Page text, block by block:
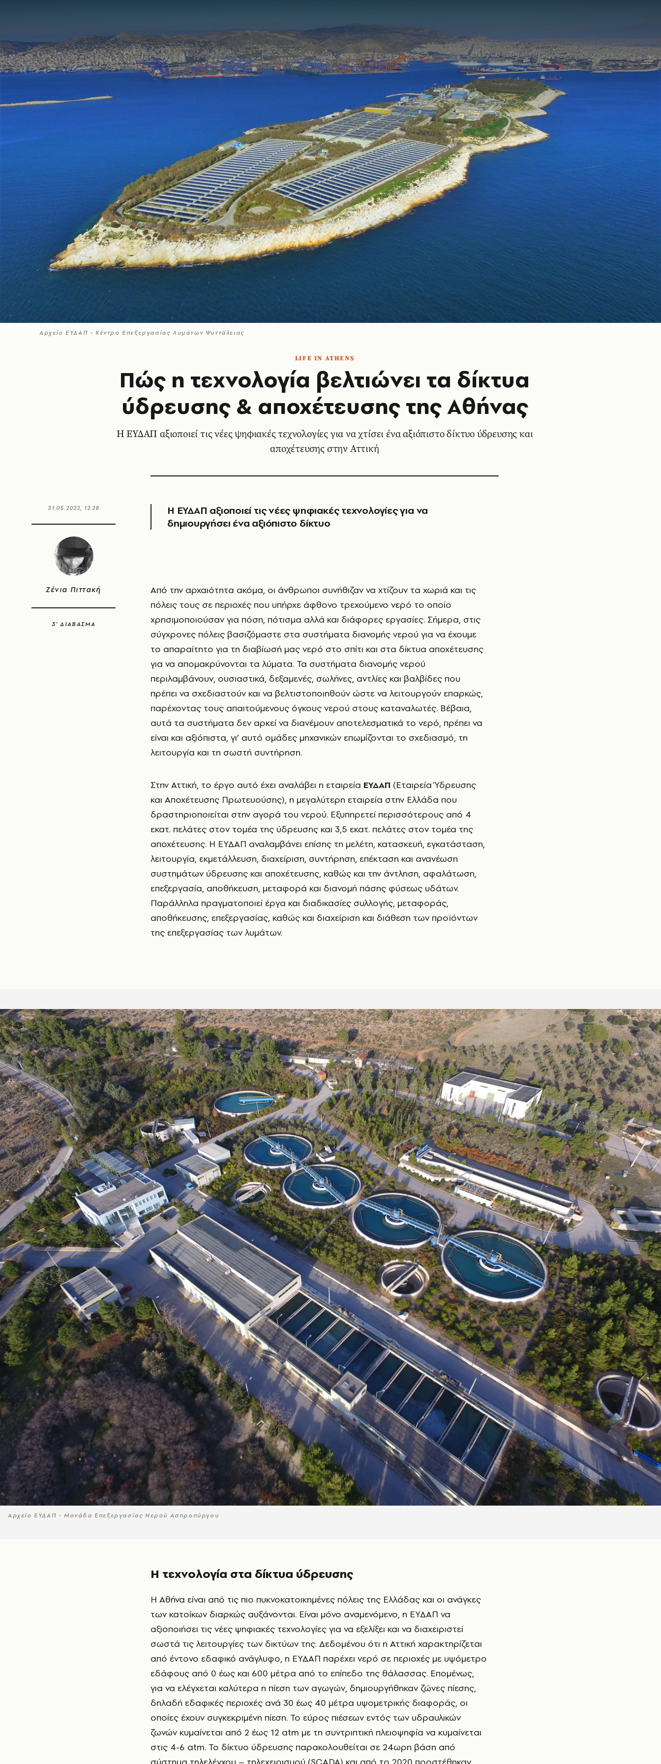
Αρχείο ΕΥΔΑΠ - Κέντρο Επεξεργασίας Λυμάτων Ψυττάλειας
LIFE IN ATHENS
Πώς η τεχνολογία βελτιώνει τα δίκτυα
ύδρευσης & αποχέτευσης της Αθήνας
Η ΕΥΔΑΠ αξιοποιεί τις νέες ψηφιακές τεχνολογίες για να χτίσει ένα αξιόπιστο δίκτυο ύδρευσης και
αποχέτευσης στην Αττική
31.05.2022, 12:28
Ζένια Πιττακή
3’ ΔΙΑΒΑΣΜΑ
Η ΕΥΔΑΠ αξιοποιεί τις νέες ψηφιακές τεχνολογίες για να
δημιουργήσει ένα αξιόπιστο δίκτυο
Από την αρχαιότητα ακόμα, οι άνθρωποι συνήθιζαν να χτίζουν τα χωριά και τις
πόλεις τους σε περιοχές που υπήρχε άφθονο τρεχούμενο νερό το οποίο
χρησιμοποιούσαν για πόση, πότισμα αλλά και διάφορες εργασίες. Σήμερα, στις
σύγχρονες πόλεις βασιζόμαστε στα συστήματα διανομής νερού για να έχουμε
το απαραίτητο για τη διαβίωσή μας νερό στο σπίτι και στα δίκτυα αποχέτευσης
για να απομακρύνονται τα λύματα. Τα συστήματα διανομής νερού
περιλαμβάνουν, ουσιαστικά, δεξαμενές, σωλήνες, αντλίες και βαλβίδες που
πρέπει να σχεδιαστούν και να βελτιστοποιηθούν ώστε να λειτουργούν επαρκώς,
παρέχοντας τους απαιτούμενους όγκους νερού στους καταναλωτές. Βέβαια,
αυτά τα συστήματα δεν αρκεί να διανέμουν αποτελεσματικά το νερό, πρέπει να
είναι και αξιόπιστα, γι’ αυτό ομάδες μηχανικών επωμίζονται το σχεδιασμό, τη
λειτουργία και τη σωστή συντήρηση.
Στην Αττική, το έργο αυτό έχει αναλάβει η εταιρεία ΕΥΔΑΠ (Εταιρεία Ύδρευσης
και Αποχέτευσης Πρωτευούσης), η μεγαλύτερη εταιρεία στην Ελλάδα που
δραστηριοποιείται στην αγορά του νερού. Εξυπηρετεί περισσότερους από 4
εκατ. πελάτες στον τομέα της ύδρευσης και 3,5 εκατ. πελάτες στον τομέα της
αποχέτευσης. Η ΕΥΔΑΠ αναλαμβάνει επίσης τη μελέτη, κατασκευή, εγκατάσταση,
λειτουργία, εκμετάλλευση, διαχείριση, συντήρηση, επέκταση και ανανέωση
συστημάτων ύδρευσης και αποχέτευσης, καθώς και την άντληση, αφαλάτωση,
επεξεργασία, αποθήκευση, μεταφορά και διανομή πάσης φύσεως υδάτων.
Παράλληλα πραγματοποιεί έργα και διαδικασίες συλλογής, μεταφοράς,
αποθήκευσης, επεξεργασίας, καθώς και διαχείριση και διάθεση των προϊόντων
της επεξεργασίας των λυμάτων.
Αρχείο ΕΥΔΑΠ - Μονάδα Επεξεργασίας Νερού Ασπροπύργου
Η τεχνολογία στα δίκτυα ύδρευσης
Η Αθήνα είναι από τις πιο πυκνοκατοικημένες πόλεις της Ελλάδας και οι ανάγκες
των κατοίκων διαρκώς αυξάνονται. Είναι μόνο αναμενόμενο, η ΕΥΔΑΠ να
αξιοποιήσει τις νέες ψηφιακές τεχνολογίες για να εξελίξει και να διαχειριστεί
σωστά τις λειτουργίες των δικτύων της. Δεδομένου ότι η Αττική χαρακτηρίζεται
από έντονο εδαφικό ανάγλυφο, η ΕΥΔΑΠ παρέχει νερό σε περιοχές με υψόμετρο
εδάφους από 0 έως και 600 μέτρα από το επίπεδο της θάλασσας. Επομένως,
για να ελέγχεται καλύτερα η πίεση των αγωγών, δημιουργήθηκαν ζώνες πίεσης,
δηλαδή εδαφικές περιοχές ανά 30 έως 40 μέτρα υψομετρικής διαφοράς, οι
οποίες έχουν συγκεκριμένη πίεση. Το εύρος πιέσεων εντός των υδραυλικών
ζωνών κυμαίνεται από 2 έως 12 atm με τη συντριπτική πλειοψηφία να κυμαίνεται
στις 4-6 atm. Το δίκτυο ύδρευσης παρακολουθείται σε 24ωρη βάση από